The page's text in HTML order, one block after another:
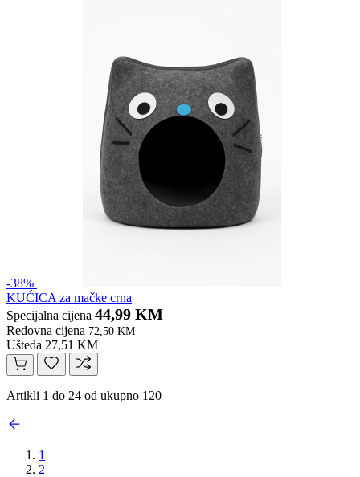
-38%
KUĆICA za mačke crna
Specijalna cijena 44,99 KM
Redovna cijena 72,50 KM
Ušteda 27,51 KM
Artikli 1 do 24 od ukupno 120
1
2